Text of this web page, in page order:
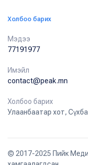
Холбоо барих
Мэдээ
77191977
Имэйл
contact@peak.mn
Холбоо барих
Улаанбаатар хот,
© 2017-2025 Пийк